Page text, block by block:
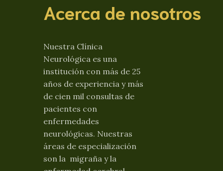
Acerca de nosotros
Nuestra Clínica
Neurológica es una
institución con más de 25
años de experiencia y más
de cien mil consultas de
pacientes con
enfermedades
neurológicas. Nuestras
áreas de especialización
son la migraña y la